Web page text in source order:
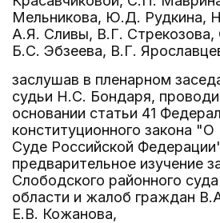
Мельникова, Ю.Д. Рудкина,
А.Я. Сливы, В.Г. Стрекозова,
Б.С. Эбзеева, В.Г.
заслушав в пленарном
судьи Н.С. Бондаря,
основании статьи 41
конституционного закона
Суде Российской
предварительное изучение
Слободского районного
области и жалоб граждан
Е.В. Кожанова,